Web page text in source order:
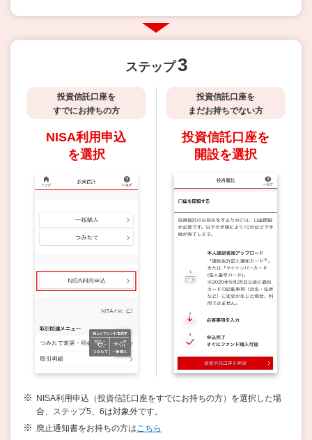
ステップ3
投資信託口座を
すでにお持ちの方
NISA利用申込
を選択
投資信託口座を
まだお持ちでない方
投資信託口座を
開設を選択
NISA利用申込（投資信託口座をすでにお持ちの方）を選択した場
合、ステップ5、6は対象外です。
廃止通知書をお持ちの方はこちら